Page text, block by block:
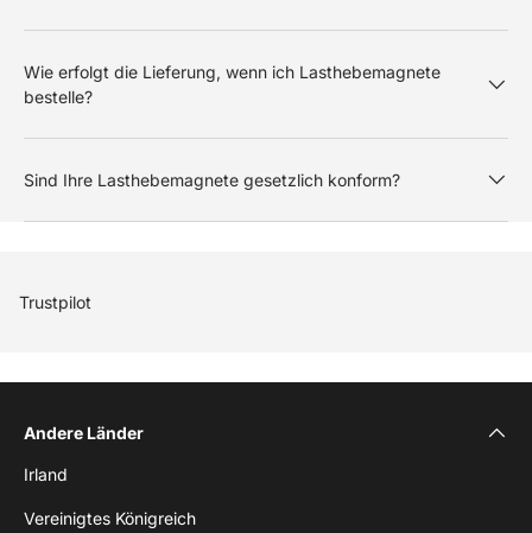
Wie erfolgt die Lieferung, wenn ich Lasthebemagnete
bestelle?
Sind Ihre Lasthebemagnete gesetzlich konform?
Trustpilot
Andere Länder
Irland
Vereinigtes Königreich